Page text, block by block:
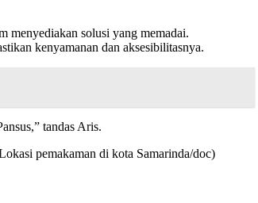
menyediakan solusi yang memadai.
kenyamanan dan aksesibilitasnya.
tandas Aris.
pemakaman di kota Samarinda/doc)